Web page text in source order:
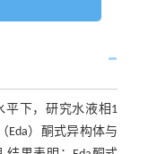
平下，研究水液相1
Eda）酮式异构体与